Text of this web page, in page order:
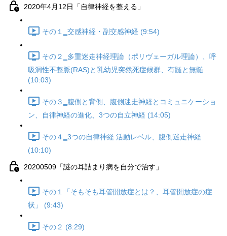
2020年4月12日「自律神経を整える」
その１‗交感神経・副交感神経 (9:54)
その２‗多重迷走神経理論（ポリヴェーガル理論）、呼
吸洞性不整脈(RAS)と乳幼児突然死症候群、有髄と無髄
(10:03)
その３‗腹側と背側、腹側迷走神経とコミュニケーショ
ン、自律神経の進化、3つの自立神経 (14:05)
その４‗3つの自律神経 活動レベル、腹側迷走神経
(10:10)
20200509「謎の耳詰まり病を自分で治す」
その１「そもそも耳管開放症とは？、耳管開放症の症
状」 (9:43)
その２ (8:29)